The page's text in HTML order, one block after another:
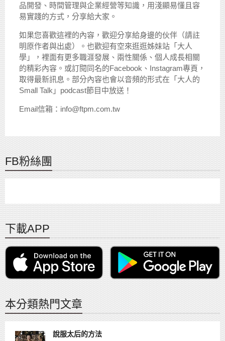
品開發、時間管理與企業經營等知識，用淺顯易懂且容
易實踐的方式，分享給大家。
如果您喜歡這裡的內容，歡迎分享給身邊的伙伴（請註
明原作者與出處）。也歡迎有空來逛逛姊妹站「大人
學」，裡面有更多職涯發展、兩性關係、個人成長相關
的精彩內容。或訂閱同名的Facebook、Instagram專頁，
取得最新訊息。部分內容也會以音頻的形式在「大人的
Small Talk」podcast節目中放送！
Email信箱：info@ftpm.com.tw
FB粉絲團
下載APP
本分類熱門文章
說服太后的方法